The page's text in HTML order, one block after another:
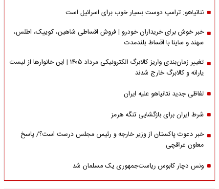
نتانیاهو: ترامپ دوست بسیار خوب برای اسرائیل است
خبر خوش برای خریداران خودرو | فروش اقساطی شاهین، کوییک، اطلس،
سهند و ساینا با اقساط بلندمدت
تغییر زمان‌بندی واریز کالابرگ الکترونیکی مرداد ۱۴۰۵ | این خانوارها از لیست
یارانه و کالابرگ خارج شدند
لفاظی جدید نتانیاهو علیه ایران
شرط ایران برای بازگشایی تنگه هرمز
خبر دعوت پاکستان از وزیر خارجه و رئیس مجلس درست است؟/ پاسخ
معاون عراقچی
ونس دچار کابوس ریاست‌جمهوری یک مسلمان شد